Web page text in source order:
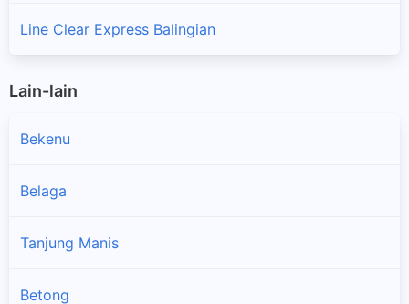
Line Clear Express Balingian
Lain-lain
Bekenu
Belaga
Tanjung Manis
Betong